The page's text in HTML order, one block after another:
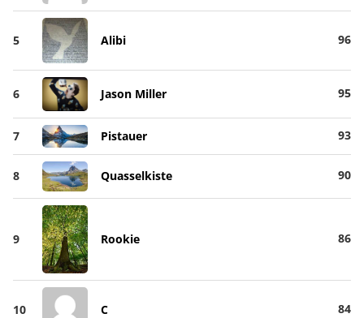
5 Alibi 96
6 Jason Miller 95
7 Pistauer 93
8 Quasselkiste 90
9 Rookie 86
10 C 84